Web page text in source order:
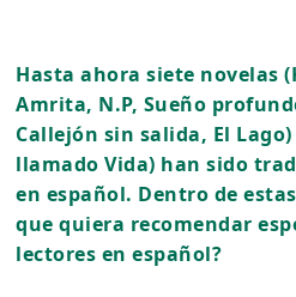
Hasta ahora siete novelas
Amrita, N.P, Sueño
Callejón sin salida, El
llamado Vida) han sido
en español. Dentro de
que quiera recomendar
lectores en español?